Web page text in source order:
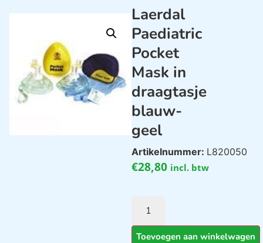
Laerdal
Paediatric
Pocket
Mask in
draagtasje
blauw-
geel
Artikelnummer: L820050
€28,80 incl. btw
Toevoegen aan winkelwagen